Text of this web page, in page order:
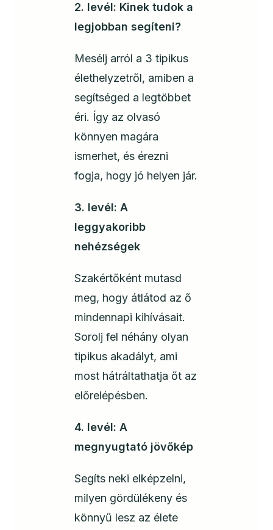
2. levél: Kinek tudok a
legjobban segíteni?
Mesélj arról a 3 tipikus
élethelyzetről, amiben a
segítséged a legtöbbet
éri. Így az olvasó
könnyen magára
ismerhet, és érezni
fogja, hogy jó helyen jár.
3. levél: A
leggyakoribb
nehézségek
Szakértőként mutasd
meg, hogy átlátod az ő
mindennapi kihívásait.
Sorolj fel néhány olyan
tipikus akadályt, ami
most hátráltathatja őt az
előrelépésben.
4. levél: A
megnyugtató jövőkép
Segíts neki elképzelni,
milyen gördülékeny és
könnyű lesz az élete